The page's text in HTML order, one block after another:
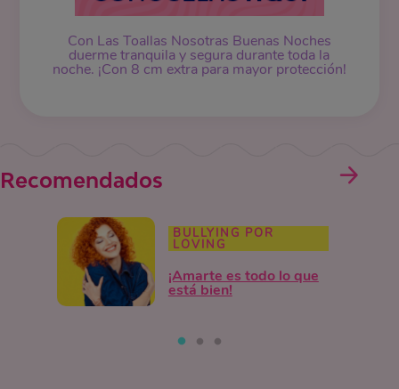
Con Las Toallas Nosotras Buenas Noches
duerme tranquila y segura durante toda la
noche. ¡Con 8 cm extra para mayor protección!
Recomendados
BULLYING POR
LOVING
¡Amarte es todo lo que
está bien!